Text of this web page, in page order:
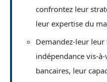
confrontez leur
leur expertise du
Demandez-leur
indépendance vis-
bancaires, leur